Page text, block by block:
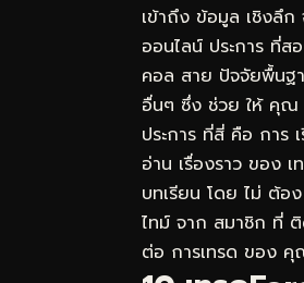
เข้าถึง ข้อมูล เชิงลึ
ออนไลน์ ประการ ที่
คอล สาย ปัจจัยพื้นฐ
อื่นๆ ซึ่ง ช่วย ให้ คุณ
ประการ ที่สี่ คือ การ
อ่าน เรื่องราว ของ
บทเรียน โดย ไม่ ต้อ
ไทม์ จาก สมาชิก ที่
ต่อ การเทรด ของ